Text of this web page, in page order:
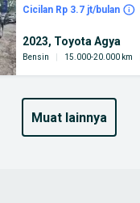
Cicilan Rp 3.7 jt/bulan
2023, Toyota Agya
Bensin 15.000-20.000 km
muat lainnya